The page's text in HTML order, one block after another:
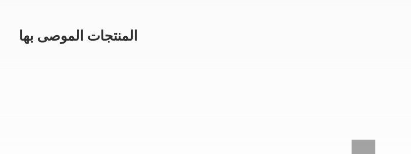
المنتجات الموصى بها